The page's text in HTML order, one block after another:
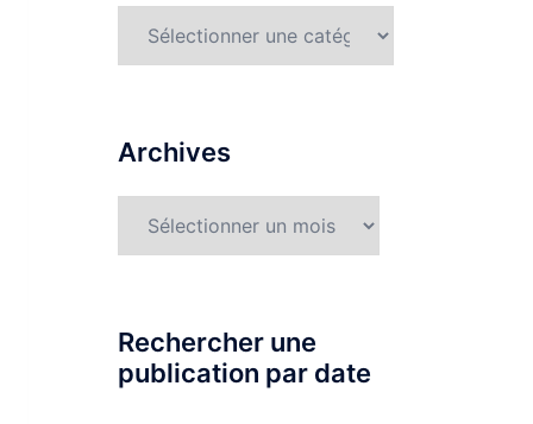
Archives
Rechercher une
publication par date